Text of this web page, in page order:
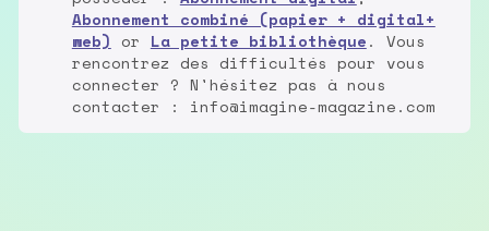
Abonnement combiné (papier + digital+
web) or La petite bibliothèque. Vous
rencontrez des difficultés pour vous
connecter ? N'hésitez pas à nous
contacter : info@imagine-magazine.com